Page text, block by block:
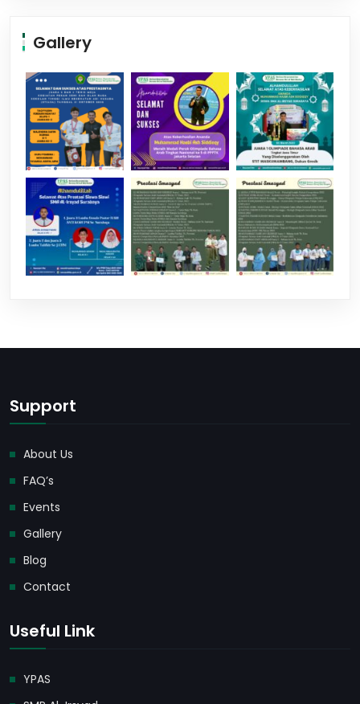
Gallery
Support
About Us
FAQ’s
Events
Gallery
Blog
Contact
Useful Link
YPAS